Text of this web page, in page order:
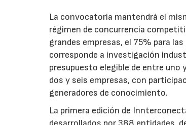
La convocatoria mantendrá el
régimen de concurrencia
grandes empresas, el 75% para
corresponde a investigación
presupuesto elegible de entre
dos y seis empresas, con
generadores de conocimiento.
La primera edición de